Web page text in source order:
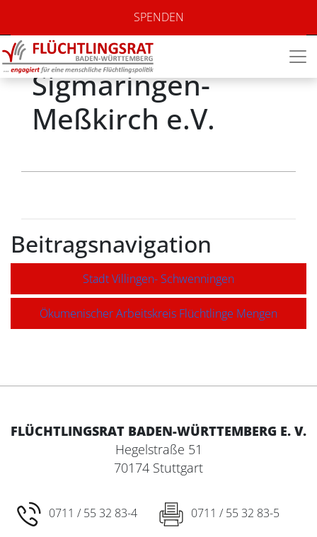
SPENDEN
Caritasverband für
das Dekanat
Sigmaringen-
Meßkirch e.V.
Beitragsnavigation
Stadt Villingen- Schwenningen
Ökumenischer Arbeitskreis Flüchtlinge Mengen
FLÜCHTLINGSRAT BADEN-WÜRTTEMBERG E. V.
Hegelstraße 51
70174 Stuttgart
0711 / 55 32 83-4 0711 / 55 32 83-5